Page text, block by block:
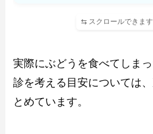
実際にぶどうを食べてしま
診を考える目安については
とめています。